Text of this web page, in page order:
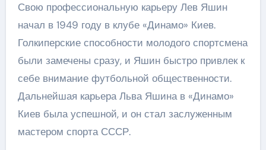
Свою профессиональную карьеру Лев Яшин
начал в 1949 году в клубе «Динамо» Киев.
Голкиперские способности молодого спортсмена
были замечены сразу, и Яшин быстро привлек к
себе внимание футбольной общественности.
Дальнейшая карьера Льва Яшина в «Динамо»
Киев была успешной, и он стал заслуженным
мастером спорта СССР.